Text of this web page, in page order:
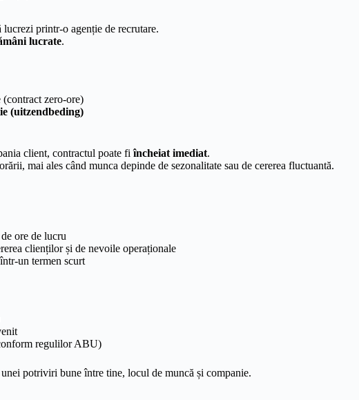
printr-o agenție de recrutare.
lucrate.
zero‑ore)
(uitzendbeding)
client, contractul poate fiîncheiat imediat.
mai ales când munca depinde de sezonalitate sau de cererea fluctuantă.
ore de lucru
clienților și de nevoile operaționale
un termen scurt
regulilor ABU)
unei potriviri bune între tine, locul de muncă și companie.